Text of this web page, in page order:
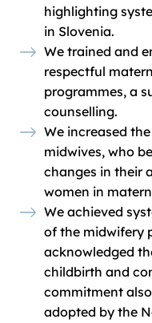
highlighting
in Slovenia.
We trained and
respectful
programmes, a
counselling.
We increased
midwives, who
changes in their
women in
We achieved
of the midwifery
acknowledged
childbirth and
commitment
adopted by the